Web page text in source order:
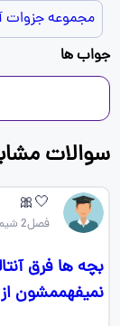
مجموعه جزوات
جواب ها
سوالات مشابه فصل2
🤍🎀
فصل2 شیمی یازدهم
بچه ها فرق
نمیفهممشون